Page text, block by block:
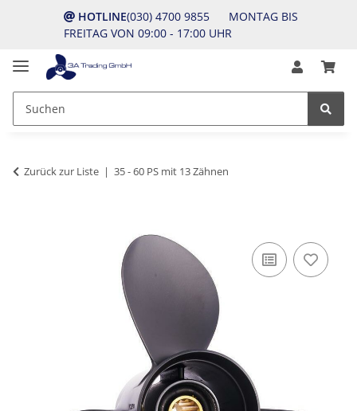
HOTLINE(030) 4700 9855 MONTAG BIS
FREITAG VON 09:00 - 17:00 UHR
Zurück zur Liste 35 - 60 PS mit 13 Zähnen